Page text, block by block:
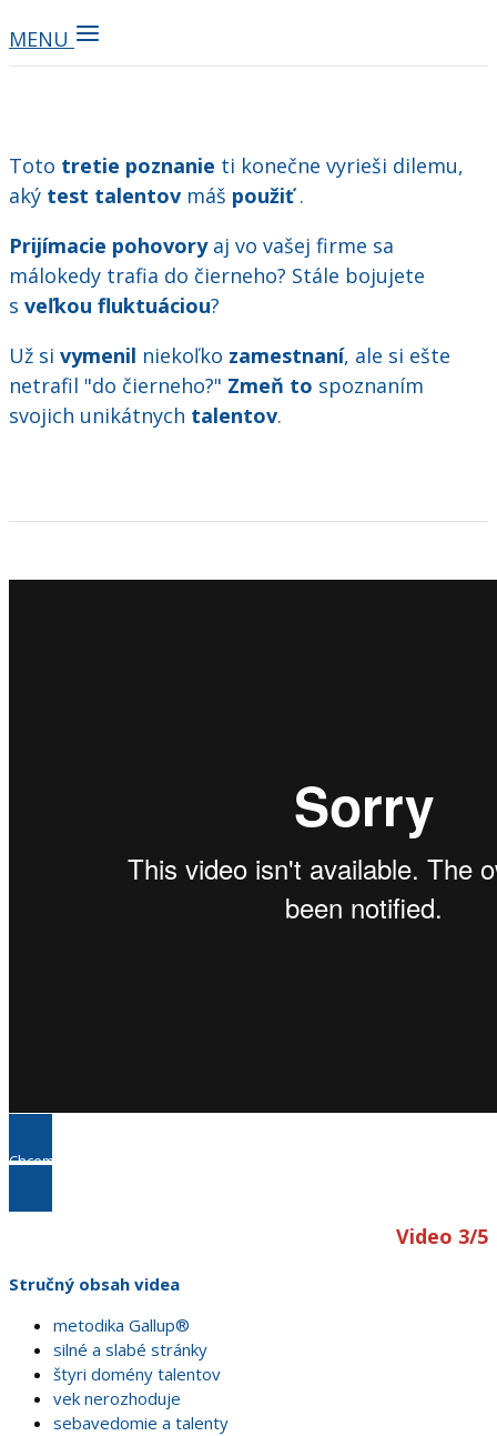
MENU
Toto tretie poznanie ti konečne vyrieši dilemu,
aký test talentov máš použiť.
Prijímacie pohovoryaj vo vašej firme sa
málokedy trafia do čierneho? Stále bojujete
s veľkou fluktuáciou?
Už si vymenil niekoľko zamestnaní, ale si ešte
netrafil "do čierneho?" Zmeň to spoznaním
svojich unikátnych talentov.
Chcem sa opýtať
Video 3/5
Stručný obsah videa
metodika Gallup®
silné a slabé stránky
štyri domény talentov
vek nerozhoduje
sebavedomie a talenty